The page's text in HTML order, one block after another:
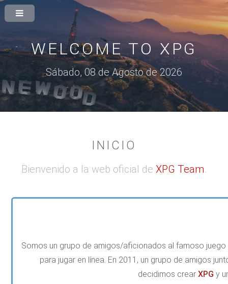
WELCOME TO XPG
Sábado, 08 de Agosto de 2026
INICIO
Bienvenido a la web oficial de XPG Team.
Somos un grupo de amigos/aficionados al famoso juego
para jugar en línea. En 2011, un grupo de amigos
decidimos crear XPG y